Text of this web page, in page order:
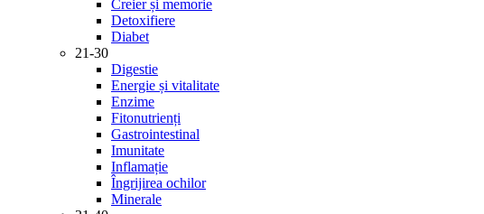
Creier și memorie
Detoxifiere
Diabet
21-30
Digestie
Energie și vitalitate
Enzime
Fitonutrienți
Gastrointestinal
Imunitate
Inflamație
Îngrijirea ochilor
Minerale